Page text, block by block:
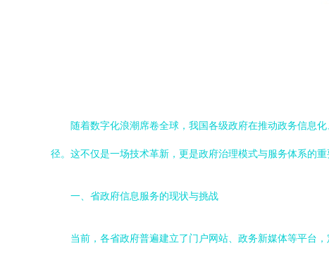
随着数字化浪潮席卷全球，我国各级政府在推动政务信息
径。这不仅是一场技术革新，更是政府治理模式与服务体系的重
一、省政府信息服务的现状与挑战
当前，各省政府普遍建立了门户网站、政务新媒体等平台